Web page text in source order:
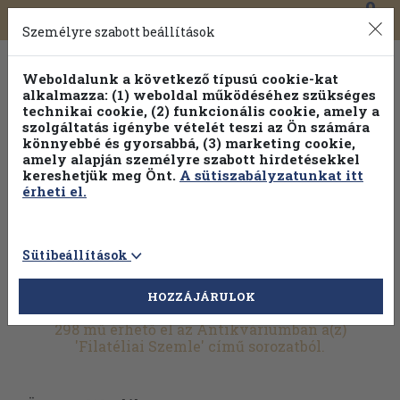
Toggle
navigation
0
Válogasson több mint 1.000.000 kiadványunk közül
100% kedvezménnyel!
298 mű érhető el az Antikváriumban a(z)
'Filatéliai Szemle' című sorozatból.
Személyre szabott beállítások
Weboldalunk a következő típusú cookie-kat
alkalmazza: (1) weboldal működéséhez szükséges
technikai cookie, (2) funkcionális cookie, amely a
szolgáltatás igénybe vételét teszi az Ön számára
könnyebbé és gyorsabbá, (3) marketing cookie,
amely alapján személyre szabott hirdetésekkel
kereshetjük meg Önt. A sütiszabályzatunkat itt
érheti el.
Sütibeállítások
HOZZÁJÁRULOK